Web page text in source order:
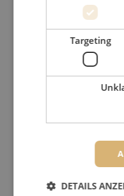
Targeting
DETAILS